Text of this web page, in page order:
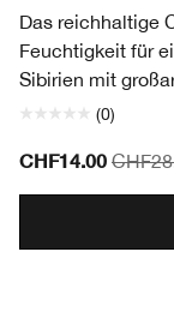
Das reichhaltige
Feuchtigkeit für
Sibirien mit
(0)
CHF14.00